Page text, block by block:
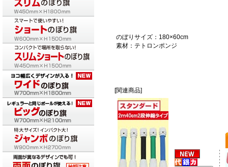
のぼりサイズ：180×60cm
素材：テトロンポンジ
[関連商品]